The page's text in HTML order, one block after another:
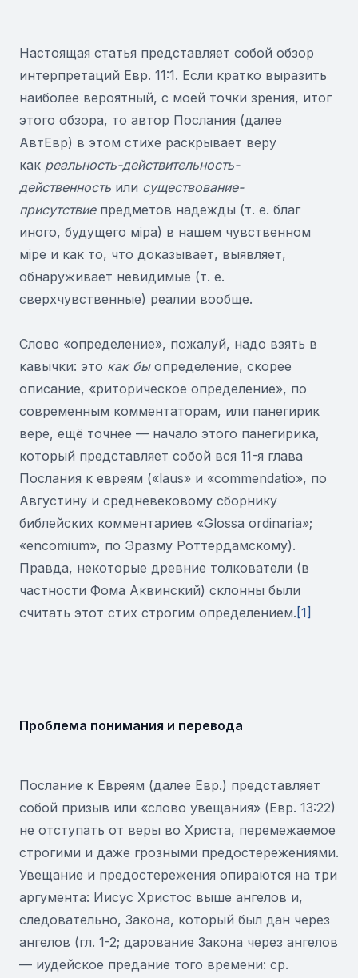
Настоящая статья представляет собой обзор
интерпретаций Евр. 11:1. Если кратко выразить
наиболее вероятный, с моей точки зрения, итог
этого обзора, то автор Послания (далее
АвтЕвр) в этом стихе раскрывает веру
как реальность-действительность-
действенность или существование-
присутствиепредметов надежды (т. е. благ
иного, будущего мiра) в нашем чувственном
мiре и как то, что доказывает, выявляет,
обнаруживает невидимые (т. е.
сверхчувственные) реалии вообще.
Слово «определение», пожалуй, надо взять в
кавычки: это как быопределение, скорее
описание, «риторическое определение», по
современным комментаторам, или панегирик
вере, ещё точнее — начало этого панегирика,
который представляет собой вся 11-я глава
Послания к евреям («laus» и «commendatio», по
Августину и средневековому сборнику
библейских комментариев «Glossa ordinaria»;
«encomium», по Эразму Роттердамскому).
Правда, некоторые древние толкователи (в
частности Фома Аквинский) склонны были
считать этот стих строгим определением. [1]
Проблема понимания и перевода
Послание к Евреям (далее Евр.) представляет
собой призыв или «слово увещания» (Евр. 13:22)
не отступать от веры во Христа, перемежаемое
строгими и даже грозными предостережениями.
Увещание и предостережения опираются на три
аргумента: Иисус Христос выше ангелов и,
следовательно, Закона, который был дан через
ангелов (гл. 1-2; дарование Закона через ангелов
— иудейское предание того времени: ср.